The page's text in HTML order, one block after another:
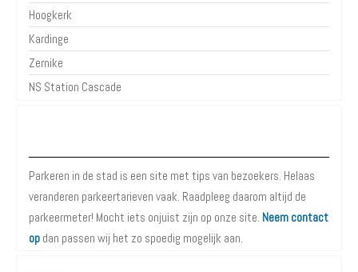
Hoogkerk
Kardinge
Zernike
NS Station Cascade
Parkeren in de stad is een site met tips van bezoekers. Helaas
veranderen parkeertarieven vaak. Raadpleeg daarom altijd de
parkeermeter! Mocht iets onjuist zijn op onze site. Neem contact
op dan passen wij het zo spoedig mogelijk aan.